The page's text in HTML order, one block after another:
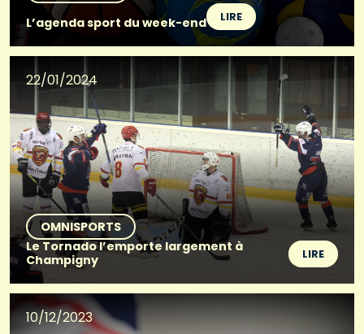
L’agenda sport du week-end LIRE
22/01/2024
OMNISPORTS
Le Tornado l’emporte largement à
Champigny
LIRE
10/12/2023